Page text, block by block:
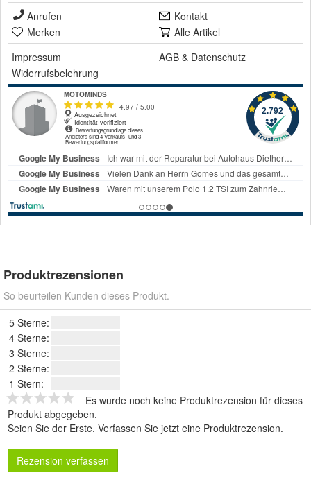
Anrufen
Kontakt
Merken
Alle Artikel
Impressum
AGB & Datenschutz
Widerrufsbelehrung
Produktrezensionen
So beurteilen Kunden dieses Produkt.
5 Sterne:
4 Sterne:
3 Sterne:
2 Sterne:
1 Stern:
Es wurde noch keine Produktrezension für dieses
Produkt abgegeben.
Seien Sie der Erste. Verfassen Sie jetzt eine Produktrezension.
Rezension verfassen